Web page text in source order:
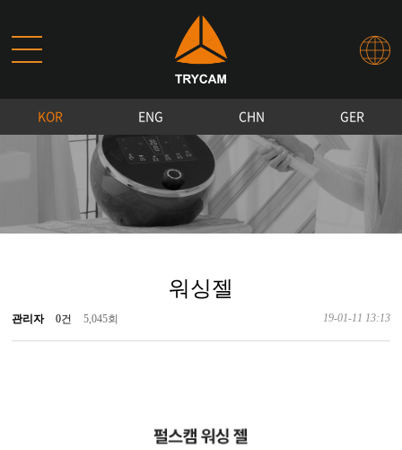
KOR ENG CHN GER
워싱젤
관리자 0건 5,045회 19-01-11 13:13